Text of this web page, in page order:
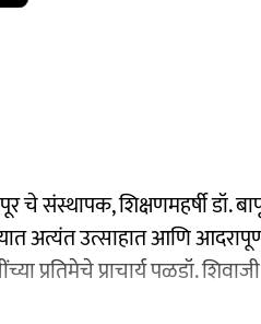
चे संस्थापक, शिक्षणमहर्षी डॉ.
अत्यंत उत्साहात आणि
प्रतिमेचे प्राचार्य पळडॉ.